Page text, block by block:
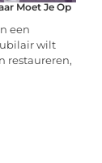
Moet Je Op
een
wilt
restaureren,